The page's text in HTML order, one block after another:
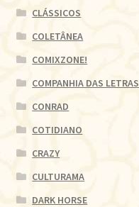
CLÁSSICOS
COLETÂNEA
COMIXZONE!
COMPANHIA DAS LETRAS
CONRAD
COTIDIANO
CRAZY
CULTURAMA
DARK HORSE